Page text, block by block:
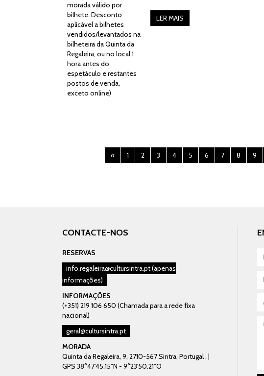
morada válido por
bilhete. Desconto
aplicável a bilhetes
vendidos/levantados na
bilheteira da Quinta da
Regaleira, ou no local 1
hora antes do
espetáculo e restantes
postos de venda,
exceto online)
LER MAIS
« 1 2 3 4 5 6 7 8 9
CONTACTE-NOS
RESERVAS
info.regaleira@cultursintra.pt(apenas
informações)
INFORMAÇÕES
(+351) 219 106 650 (Chamada para a rede fixa
nacional)
geral@cultursintra.pt
MORADA
Quinta da Regaleira, 9, 2710-567 Sintra, Portugal . |
GPS 38°47'45.15"N - 9°23'50.21"O